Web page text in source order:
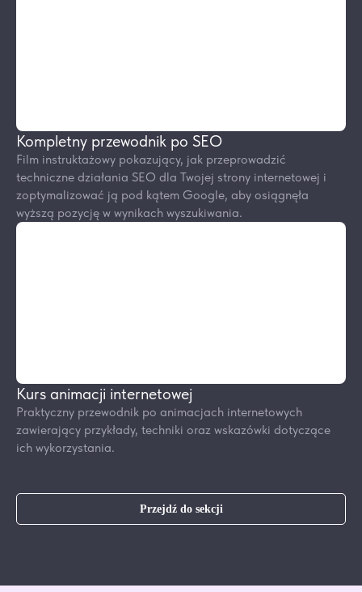
Film instruktażowy pokazujący, jak przeprowadzić
techniczne działania SEO dla Twojej strony internetowej i
zoptymalizować ją pod kątem Google, aby osiągnęła
wyższą pozycję w wynikach wyszukiwania.
Kompletny przewodnik po SEO
Praktyczny przewodnik po animacjach internetowych
zawierający przykłady, techniki oraz wskazówki dotyczące
ich wykorzystania.
Kurs animacji internetowej
Przejdź do sekcji